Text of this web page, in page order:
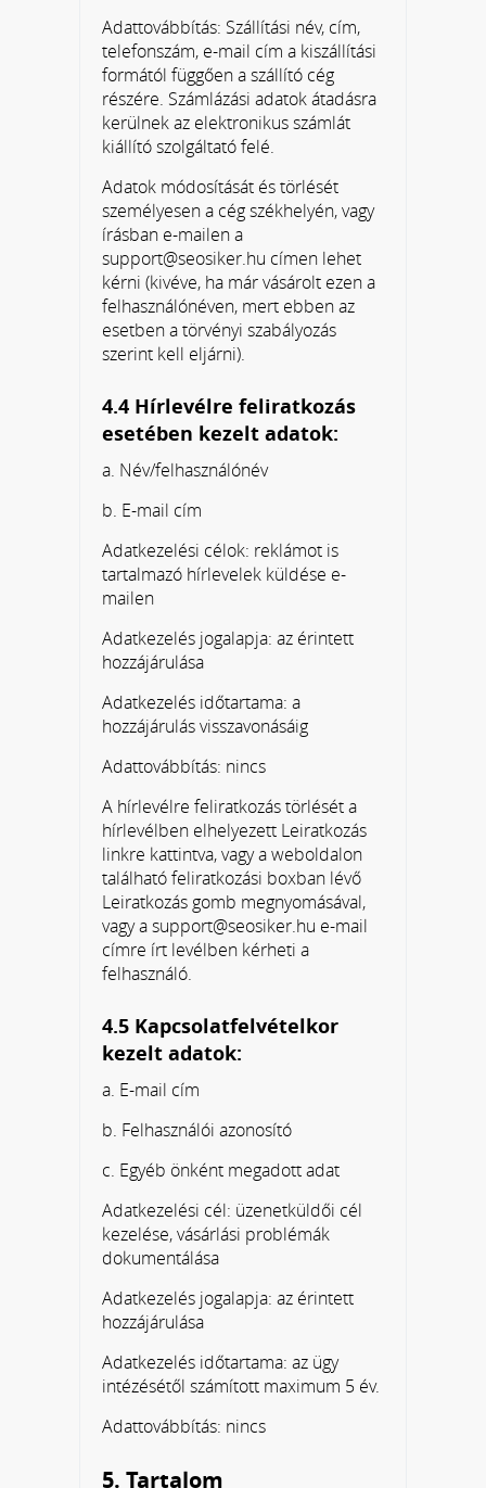
Adattovábbítás: Szállítási név, cím,
telefonszám, e-mail cím a kiszállítási
formától függően a szállító cég
részére. Számlázási adatok átadásra
kerülnek az elektronikus számlát
kiállító szolgáltató felé.
Adatok módosítását és törlését
személyesen a cég székhelyén, vagy
írásban e-mailen a
support@seosiker.hu címen lehet
kérni (kivéve, ha már vásárolt ezen a
felhasználónéven, mert ebben az
esetben a törvényi szabályozás
szerint kell eljárni).
4.4 Hírlevélre feliratkozás
esetében kezelt adatok:
a. Név/felhasználónév
b. E-mail cím
Adatkezelési célok: reklámot is
tartalmazó hírlevelek küldése e-
mailen
Adatkezelés jogalapja: az érintett
hozzájárulása
Adatkezelés időtartama: a
hozzájárulás visszavonásáig
Adattovábbítás: nincs
A hírlevélre feliratkozás törlését a
hírlevélben elhelyezett Leiratkozás
linkre kattintva, vagy a weboldalon
található feliratkozási boxban lévő
Leiratkozás gomb megnyomásával,
vagy a support@seosiker.hu e-mail
címre írt levélben kérheti a
felhasználó.
4.5 Kapcsolatfelvételkor
kezelt adatok:
a. E-mail cím
b. Felhasználói azonosító
c. Egyéb önként megadott adat
Adatkezelési cél: üzenetküldői cél
kezelése, vásárlási problémák
dokumentálása
Adatkezelés jogalapja: az érintett
hozzájárulása
Adatkezelés időtartama: az ügy
intézésétől számított maximum 5 év.
Adattovábbítás: nincs
5. Tartalom